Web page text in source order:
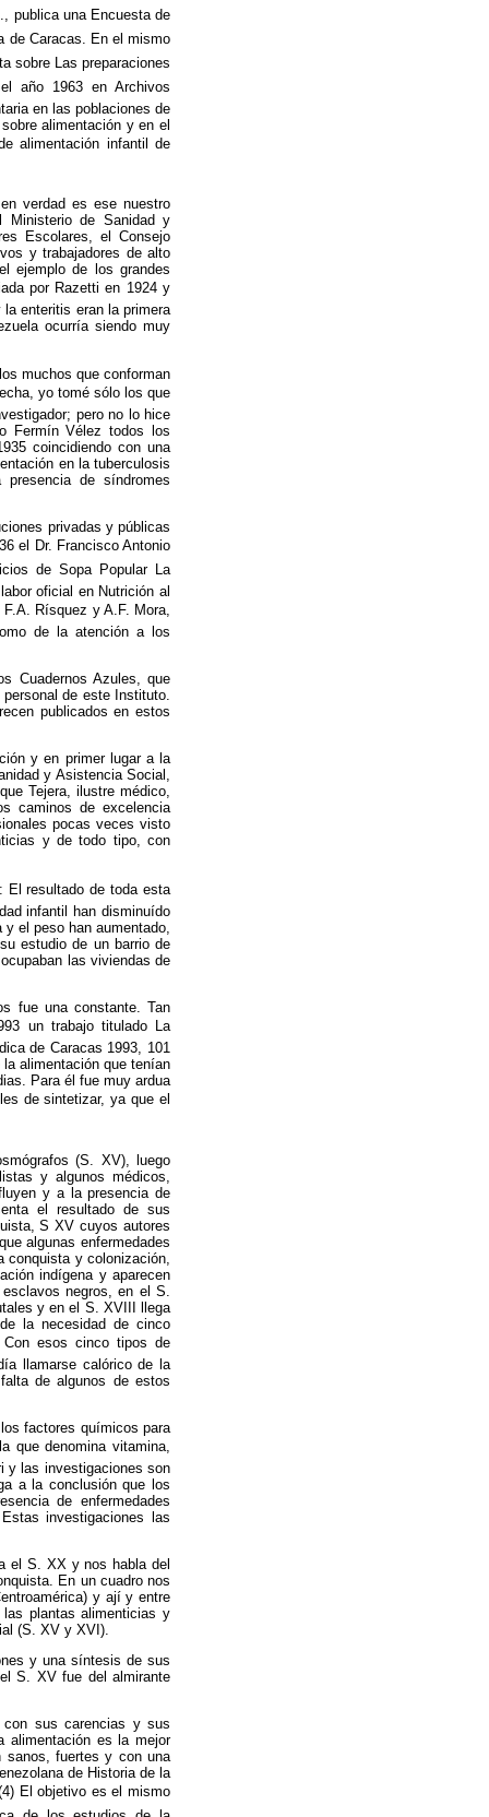
publica una Encuesta de
Caracas. En el mismo
Las preparaciones
año 1963 en Archivos
en las poblaciones de
alimentación y en el
alimentación infantil de
verdad es ese nuestro
Ministerio de Sanidad y
Escolares, el Consejo
y trabajadores de alto
ejemplo de los grandes
por Razetti en 1924 y
enteritis eran la primera
ocurría siendo muy
muchos que conforman
yo tomé sólo los que
pero no lo hice
Fermín Vélez todos los
coincidiendo con una
en la tuberculosis
de síndromes
privadas y públicas
el Dr. Francisco Antonio
de Sopa Popular La
oficial en Nutrición al
Rísquez y A.F. Mora,
de la atención a los
Cuadernos Azules, que
de este Instituto.
publicados en estos
y en primer lugar a la
y Asistencia Social,
Tejera, ilustre médico,
caminos de excelencia
pocas veces visto
y de todo tipo, con
resultado de toda esta
infantil han disminuído
el peso han aumentado,
estudio de un barrio de
las viviendas de
fue una constante. Tan
un trabajo titulado La
de Caracas 1993, 101
alimentación que tenían
Para él fue muy ardua
de sintetizar, ya que el
(S. XV), luego
y algunos médicos,
y a la presencia de
el resultado de sus
S XV cuyos autores
algunas enfermedades
y colonización,
indígena y aparecen
negros, en el S.
y en el S. XVIII llega
la necesidad de cinco
Con esos cinco tipos de
llamarse calórico de la
de algunos de estos
factores químicos para
denomina vitamina,
y las investigaciones son
a la conclusión que los
de enfermedades
investigaciones las
el S. XX y nos habla del
En un cuadro nos
y ají y entre
plantas alimenticias y
(S. XV y XVI).
y una síntesis de sus
S. XV fue del almirante
con sus carencias y sus
alimentación es la mejor
sanos, fuertes y con una
de Historia de la
El objetivo es el mismo